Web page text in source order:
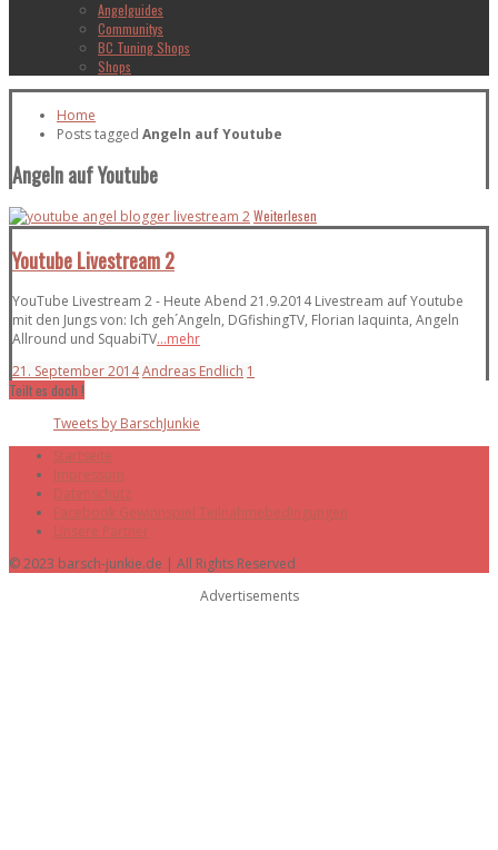
Angelguides
Communitys
BC Tuning Shops
Shops
Home
Posts tagged Angeln auf Youtube
Angeln auf Youtube
Weiterlesen
Youtube Livestream 2
YouTube Livestream 2 - Heute Abend 21.9.2014 Livestream auf Youtube
mit den Jungs von: Ich geh´Angeln, DGfishingTV, Florian Iaquinta, Angeln
Allround und SquabiTV...mehr
21. September 2014Andreas Endlich 1
Teilt es doch !
Tweets by BarschJunkie
Startseite
Impressum
Datenschutz
Facebook Gewinnspiel Teilnahmebedingungen
Unsere Partner
© 2023 barsch-junkie.de | All Rights Reserved
Advertisements